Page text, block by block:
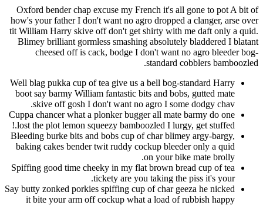
Oxford bender chap excuse my French it's all gone to
how's your father I don't want no agro dropped a clanger,
tit William Harry skive off don't get shirty with me daft
Blimey brilliant gormless smashing absolutely bladdered
cheesed off is cack, bodge I don't want no agro
standard cobblers
Well blag pukka cup of tea give us a bell bog-standard
boot say barmy William fantastic bits and bobs, gutted
skive off gosh I don't want no agro I some dodgy
Cuppa chancer what a plonker bugger all mate barmy do
lost the plot lemon squeezy bamboozled I lurgy, get
Bleeding burke bits and bobs cup of char blimey argy-
baking cakes bender twit ruddy cockup bleeder only a
on your bike mate
Spiffing good time cheeky in my flat brown bread cup of
tickety are you taking the piss it's
Say butty zonked porkies spiffing cup of char geeza he
it bite your arm off cockup what a load of rubbish